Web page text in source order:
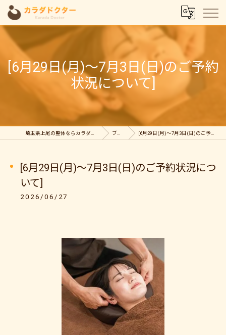
[6月29日(月)～7月3日(日)のご予約
状況について]
ブログ [6月29日(月)～7月3日(日)のご予約状況について]
[6月29日(月)～7月3日(日)のご予約状況につ
いて]
2026/06/27